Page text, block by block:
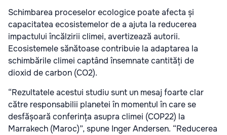
Schimbarea proceselor ecologice poate afecta și
capacitatea ecosistemelor de a ajuta la reducerea
impactului încălzirii climei, avertizează autorii.
Ecosistemele sănătoase contribuie la adaptarea la
schimbările climei captând însemnate cantități de
dioxid de carbon (CO2).
“Rezultatele acestui studiu sunt un mesaj foarte clar
către responsabilii planetei în momentul în care se
desfășoară conferința asupra climei (COP22) la
Marrakech (Maroc)”, spune Inger Andersen. “Reducerea